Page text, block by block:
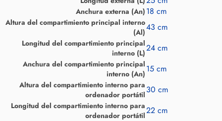
Anchura externa (An) 18 cm
Altura del compartimiento principal interno
(Al)43 cm
Longitud del compartimiento principal
interno (L)24 cm
Anchura del compartimiento principal
interno (An) 15 cm
Altura del compartimiento interno para
ordenador portátil 30 cm
Longitud del compartimiento interno para
ordenador portátil22 cm